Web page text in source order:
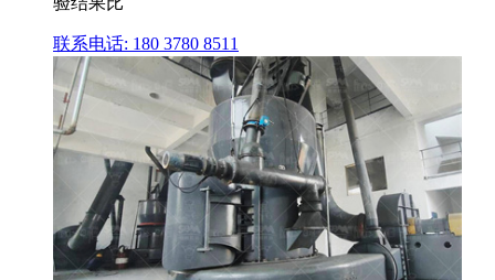
联系电话: 180 3780 8511